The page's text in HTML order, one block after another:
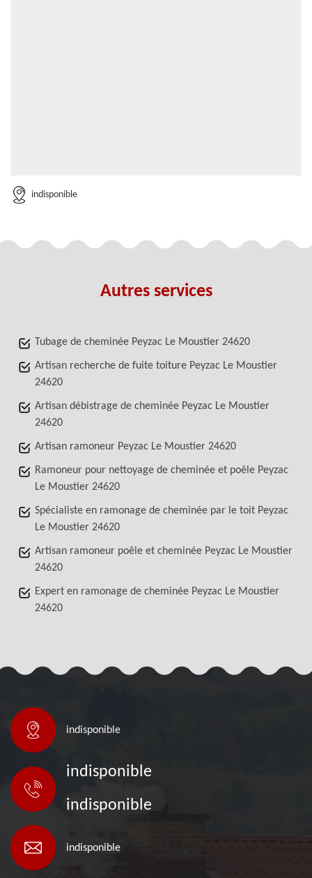
indisponible
Autres services
Tubage de cheminée Peyzac Le Moustier 24620
Artisan recherche de fuite toiture Peyzac Le Moustier
24620
Artisan débistrage de cheminée Peyzac Le Moustier
24620
Artisan ramoneur Peyzac Le Moustier 24620
Ramoneur pour nettoyage de cheminée et poêle Peyzac
Le Moustier 24620
Spécialiste en ramonage de cheminée par le toit Peyzac
Le Moustier 24620
Artisan ramoneur poêle et cheminée Peyzac Le Moustier
24620
Expert en ramonage de cheminée Peyzac Le Moustier
24620
indisponible
indisponible
indisponible
indisponible